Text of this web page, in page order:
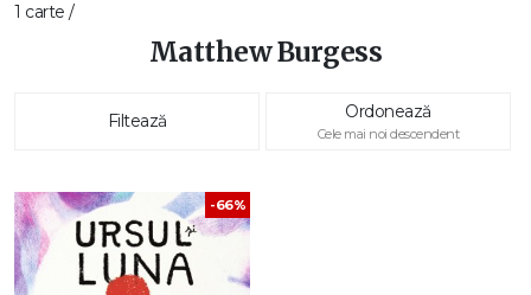
1 carte /
Matthew Burgess
Filtează Ordonează
Cele mai noi descendent
-66%